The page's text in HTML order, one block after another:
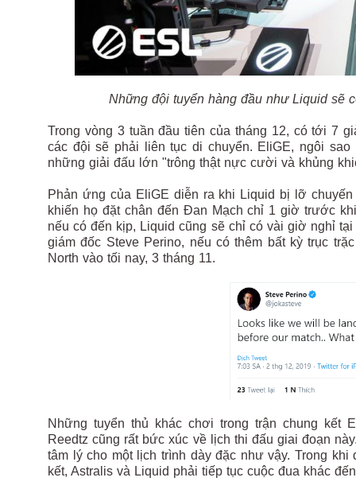
Những đội tuyển hàng đầu như Liquid sẽ
Trong vòng 3 tuần đầu tiên của tháng 12, có tới 7
các đội sẽ phải liên tục di chuyển. EliGE, ngôi
những giải đấu lớn "trông thật nực cười và khủng
Phản ứng của EliGE diễn ra khi Liquid bị lỡ
khiến họ đặt chân đến Đan Mạch chỉ 1 giờ trước
nếu có đến kịp, Liquid cũng sẽ chỉ có vài giờ nghỉ
giám đốc Steve Perino, nếu có thêm bất kỳ trục
North vào tối nay, 3 tháng 11.
Những tuyển thủ khác chơi trong trận chung kết
Reedtz cũng rất bức xúc về lịch thi đấu giai đoạn
tâm lý cho một lịch trình dày đặc như vậy. Trong
kết, Astralis và Liquid phải tiếp tục cuộc đua khác